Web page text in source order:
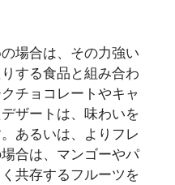
場合は、その力強い
する食品と組み合わ
チョコレートやキャ
ザートは、味わいを
あるいは、よりフレ
合は、マンゴーやパ
共存するフルーツを